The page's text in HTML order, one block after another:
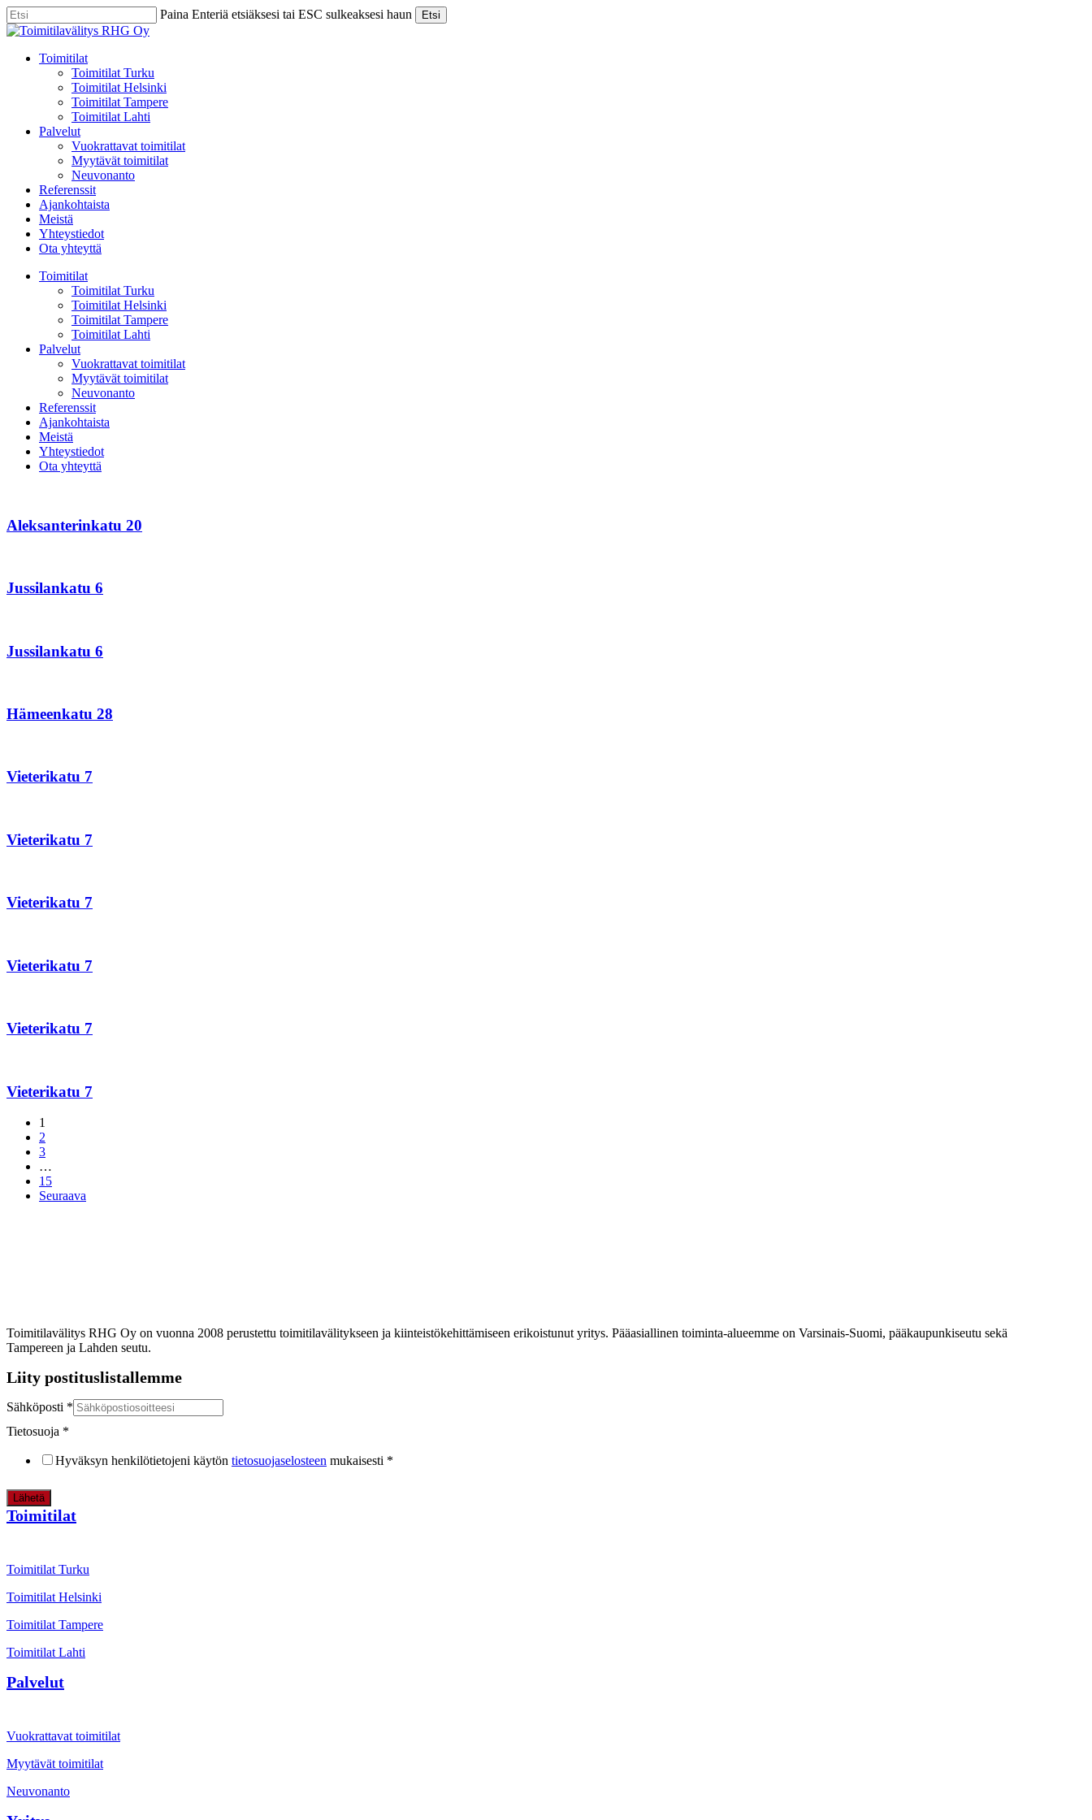
Skip
to
content
Paina Enteriä etsiäksesi tai ESC sulkeaksesi haun Etsi
Close
Menu
Toimitilat
Toimitilat Turku
Toimitilat Helsinki
Toimitilat Tampere
Toimitilat Lahti
Palvelut
Vuokrattavat toimitilat
Myytävät toimitilat
Neuvonanto
Referenssit
Ajankohtaista
Meistä
Yhteystiedot
Ota yhteyttä
Toimitilat
Toimitilat Turku
Toimitilat Helsinki
Toimitilat Tampere
Toimitilat Lahti
Palvelut
Vuokrattavat toimitilat
Myytävät toimitilat
Neuvonanto
Referenssit
Ajankohtaista
Meistä
Yhteystiedot
Ota yhteyttä
Aleksanterinkatu 20
Jussilankatu 6
Jussilankatu 6
Hämeenkatu 28
Vieterikatu 7
Vieterikatu 7
Vieterikatu 7
Vieterikatu 7
Vieterikatu 7
Vieterikatu 7
1
2
3
…
15
Seuraava
Toimitilavälitys RHG Oy on vuonna 2008 perustettu toimitilavälitykseen ja kiinteistökehittämiseen erikoistunut yritys. Pääasiallinen toiminta-alueemme on Varsinais-Suomi, pääkaupunkiseutu sekä
Tampereen ja Lahden seutu.
Liity postituslistallemme
Sähköposti *
Tietosuoja *
Hyväksyn henkilötietojeni käytön tietosuojaselosteen mukaisesti *
Lähetä
Toimitilat
Toimitilat Turku
Toimitilat Helsinki
Toimitilat Tampere
Toimitilat Lahti
Palvelut
Vuokrattavat toimitilat
Myytävät toimitilat
Neuvonanto